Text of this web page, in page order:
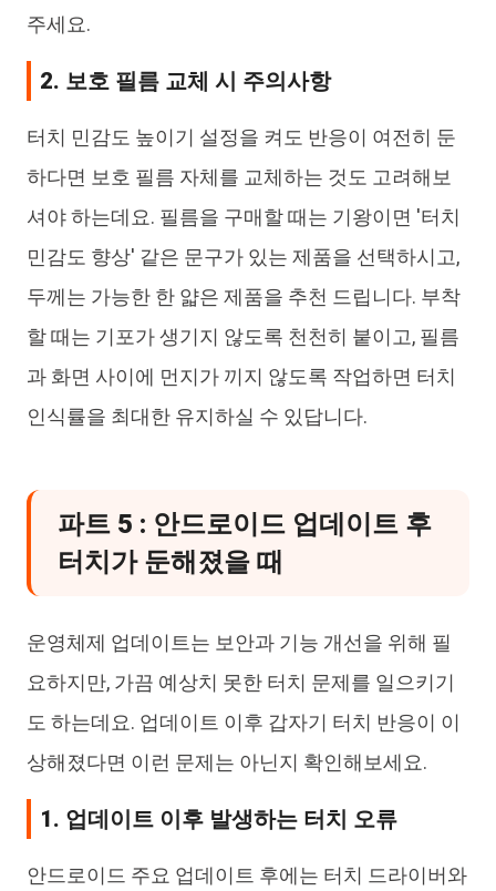
주세요.
2. 보호 필름 교체 시 주의사항
터치 민감도 높이기 설정을 켜도 반응이 여전히 둔
하다면 보호 필름 자체를 교체하는 것도 고려해보
셔야 하는데요. 필름을 구매할 때는 기왕이면 '터치
민감도 향상' 같은 문구가 있는 제품을 선택하시고,
두께는 가능한 한 얇은 제품을 추천 드립니다. 부착
할 때는 기포가 생기지 않도록 천천히 붙이고, 필름
과 화면 사이에 먼지가 끼지 않도록 작업하면 터치
인식률을 최대한 유지하실 수 있답니다.
파트 5 : 안드로이드 업데이트 후
터치가 둔해졌을 때
운영체제 업데이트는 보안과 기능 개선을 위해 필
요하지만, 가끔 예상치 못한 터치 문제를 일으키기
도 하는데요. 업데이트 이후 갑자기 터치 반응이 이
상해졌다면 이런 문제는 아닌지 확인해보세요.
1. 업데이트 이후 발생하는 터치 오류
안드로이드 주요 업데이트 후에는 터치 드라이버와